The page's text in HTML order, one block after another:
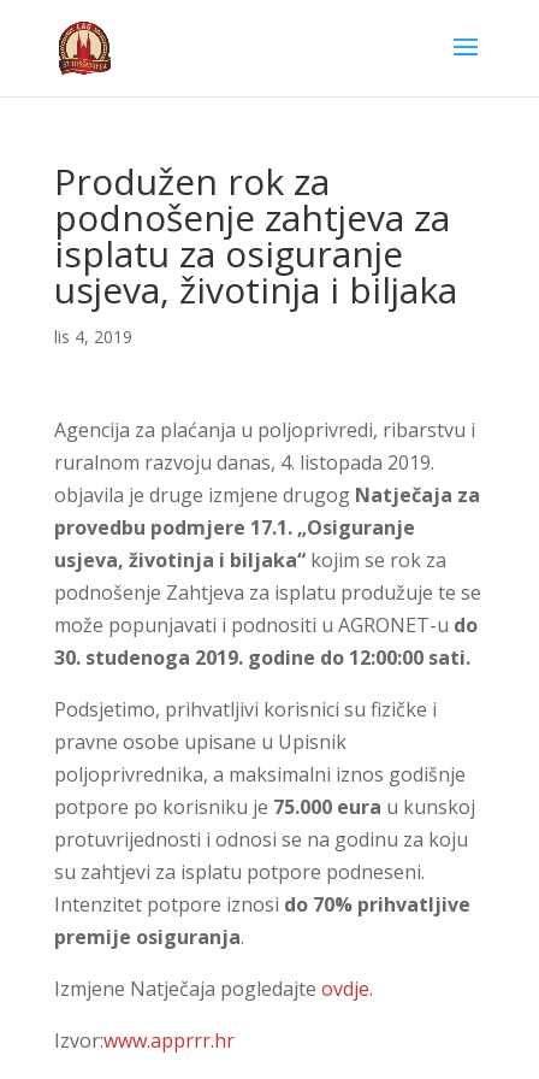
Produžen rok za
podnošenje zahtjeva za
isplatu za osiguranje
usjeva, životinja i biljaka
lis 4, 2019
Agencija za plaćanja u poljoprivredi, ribarstvu i
ruralnom razvoju danas, 4. listopada 2019.
objavila je druge izmjene drugog Natječaja za
provedbu podmjere 17.1. „Osiguranje
usjeva, životinja i biljaka“ kojim se rok za
podnošenje Zahtjeva za isplatu produžuje te se
može popunjavati i podnositi u AGRONET-u do
30. studenoga 2019. godine do 12:00:00 sati.
Podsjetimo, prihvatljivi korisnici su fizičke i
pravne osobe upisane u Upisnik
poljoprivrednika, a maksimalni iznos godišnje
potpore po korisniku je 75.000 eura u kunskoj
protuvrijednosti i odnosi se na godinu za koju
su zahtjevi za isplatu potpore podneseni.
Intenzitet potpore iznosi do 70% prihvatljive
premije osiguranja.
Izmjene Natječaja pogledajte ovdje.
Izvor:www.apprrr.hr